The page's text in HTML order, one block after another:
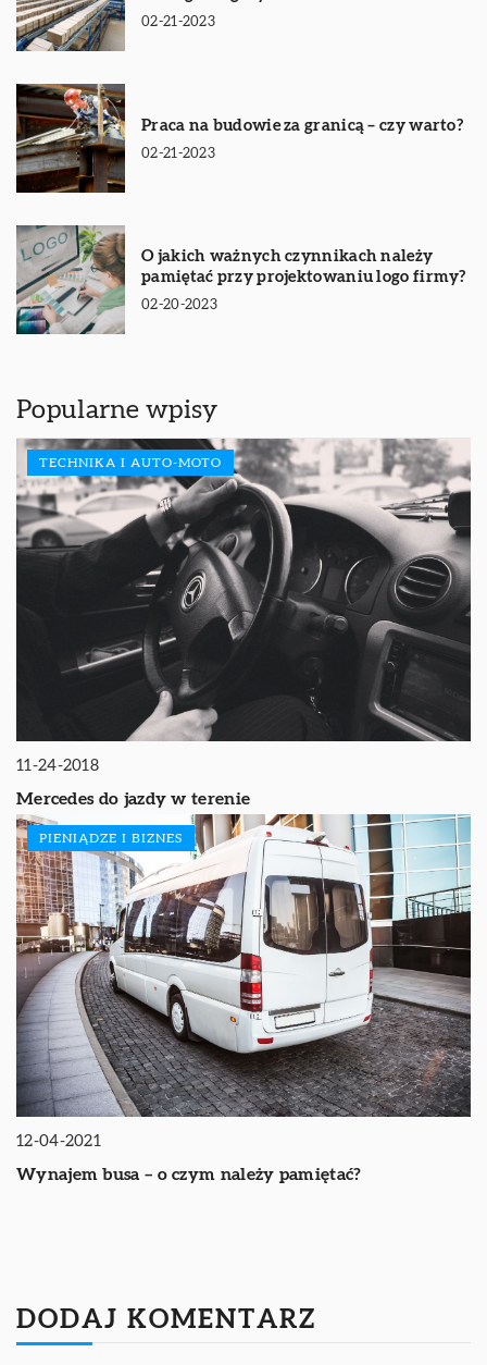
02-21-2023
Praca na budowie za granicą – czy warto?
02-21-2023
O jakich ważnych czynnikach należy
pamiętać przy projektowaniu logo firmy?
02-20-2023
Popularne wpisy
TECHNIKA I AUTO-MOTO
11-24-2018
Mercedes do jazdy w terenie
PIENIĄDZE I BIZNES
12-04-2021
Wynajem busa – o czym należy pamiętać?
DODAJ KOMENTARZ